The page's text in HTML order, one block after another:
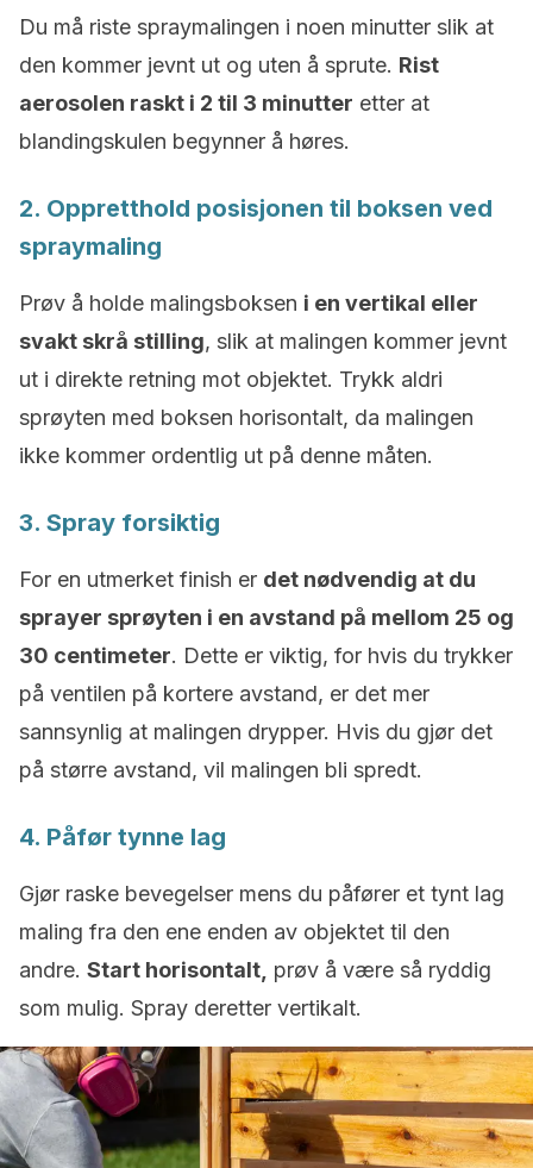
Du må riste spraymalingen i noen minutter slik at
den kommer jevnt ut og uten å sprute. Rist
aerosolen raskt i 2 til 3 minutter etter at
blandingskulen begynner å høres.
2. Oppretthold posisjonen til boksen ved
spraymaling
Prøv å holde malingsboksen i en vertikal eller
svakt skrå stilling, slik at malingen kommer jevnt
ut i direkte retning mot objektet. Trykk aldri
sprøyten med boksen horisontalt, da malingen
ikke kommer ordentlig ut på denne måten.
3. Spray forsiktig
For en utmerket finish er det nødvendig at du
sprayer sprøyten i en avstand på mellom 25 og
30 centimeter. Dette er viktig, for hvis du trykker
på ventilen på kortere avstand, er det mer
sannsynlig at malingen drypper. Hvis du gjør det
på større avstand, vil malingen bli spredt.
4. Påfør tynne lag
Gjør raske bevegelser mens du påfører et tynt lag
maling fra den ene enden av objektet til den
andre. Start horisontalt, prøv å være så ryddig
som mulig. Spray deretter vertikalt.